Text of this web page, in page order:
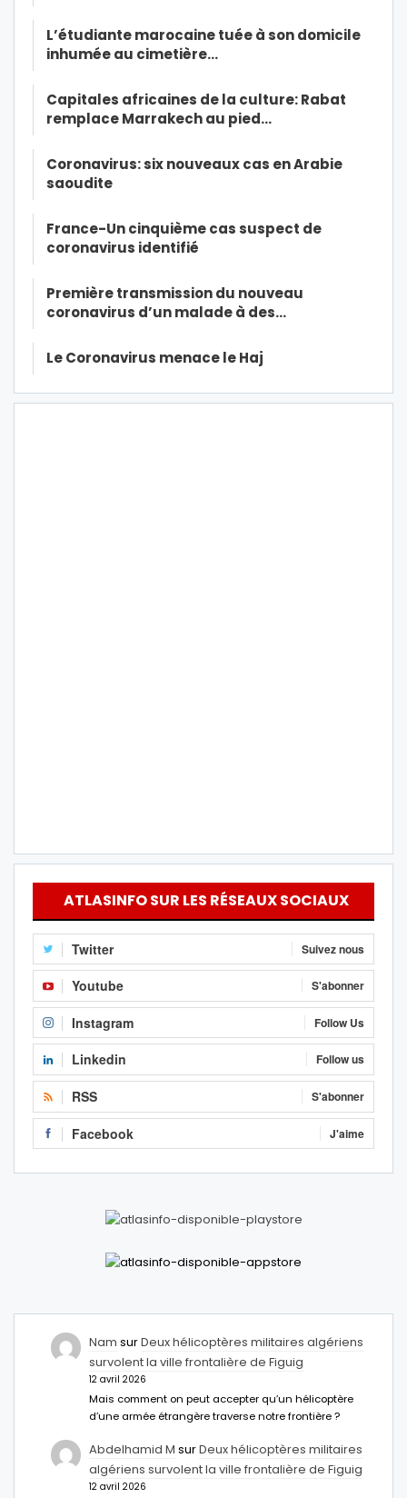
L’étudiante marocaine tuée à son domicile
inhumée au cimetière…
Capitales africaines de la culture: Rabat
remplace Marrakech au pied…
Coronavirus: six nouveaux cas en Arabie
saoudite
France-Un cinquième cas suspect de
coronavirus identifié
Première transmission du nouveau
coronavirus d’un malade à des…
Le Coronavirus menace le Haj
ATLASINFO SUR LES RÉSEAUX SOCIAUX
Twitter Suivez nous
Youtube S'abonner
Instagram Follow Us
Linkedin Follow us
RSS S'abonner
Facebook J'aime
Nam surDeux hélicoptères militaires algériens
survolent la ville frontalière de Figuig
12 avril 2026
Mais comment on peut accepter qu’un hélicoptère
d’une armée étrangère traverse notre frontière ?
Abdelhamid M surDeux hélicoptères militaires
algériens survolent la ville frontalière de Figuig
12 avril 2026